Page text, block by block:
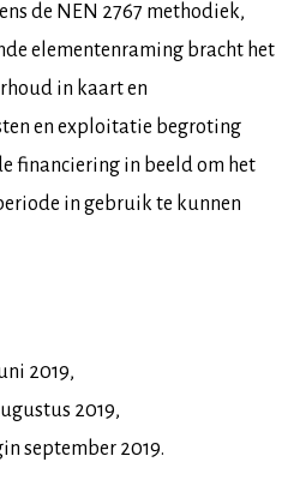
de NEN 2767 methodiek,
elementenraming bracht het
in kaart en
en exploitatie begroting
financiering in beeld om het
in gebruik te kunnen
2019,
2019,
september 2019.